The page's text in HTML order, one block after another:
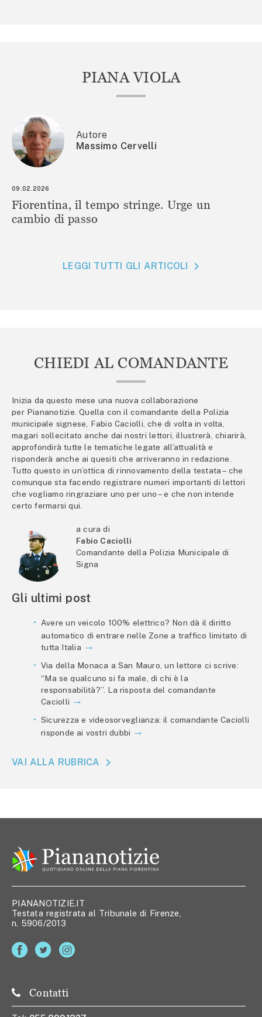
PIANA VIOLA
Autore
Massimo Cervelli
09.02.2026
Fiorentina, il tempo stringe. Urge un
cambio di passo
LEGGI TUTTI GLI ARTICOLI
CHIEDI AL COMANDANTE
Inizia da questo mese una nuova collaborazione
per Piananotizie. Quella con il comandante della Polizia
municipale signese, Fabio Caciolli, che di volta in volta,
magari sollecitato anche dai nostri lettori, illustrerà, chiarirà,
approfondirà tutte le tematiche legate all’attualità e
risponderà anche ai quesiti che arriveranno in redazione.
Tutto questo in un’ottica di rinnovamento della testata – che
comunque sta facendo registrare numeri importanti di lettori
che vogliamo ringraziare uno per uno – e che non intende
certo fermarsi qui.
a cura di
Fabio Caciolli
Comandante della Polizia Municipale di
Signa
Gli ultimi post
Avere un veicolo 100% elettrico? Non dà il diritto
automatico di entrare nelle Zone a traffico limitato di
tutta Italia
Via della Monaca a San Mauro, un lettore ci scrive:
“Ma se qualcuno si fa male, di chi è la
responsabilità?”. La risposta del comandante
Caciolli
Sicurezza e videosorveglianza: il comandante Caciolli
risponde ai vostri dubbi
VAI ALLA RUBRICA
PIANANOTIZIE.IT
Testata registrata al Tribunale di Firenze,
n. 5906/2013
Contatti